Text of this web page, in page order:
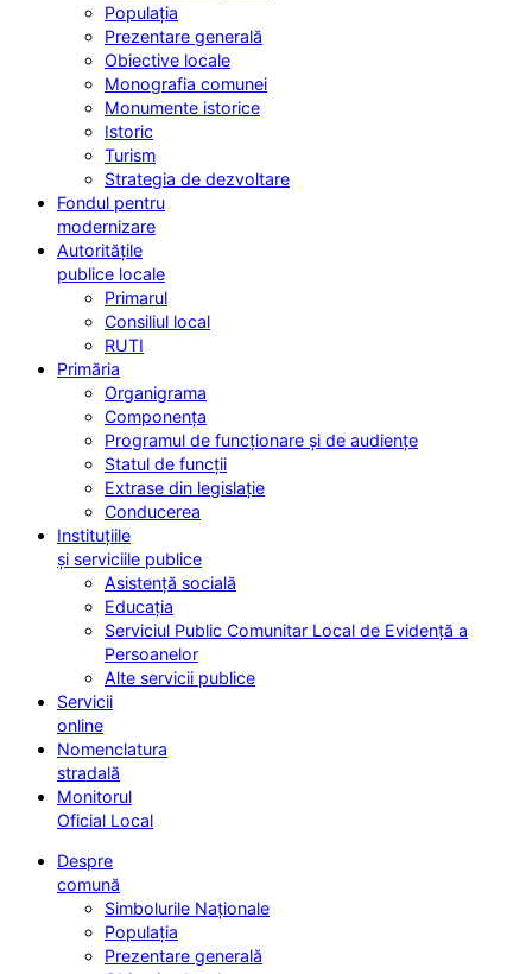
Populația
Prezentare generală
Obiective locale
Monografia comunei
Monumente istorice
Istoric
Turism
Strategia de dezvoltare
Fondul pentru
modernizare
Autoritățile
publice locale
Primarul
Consiliul local
RUTI
Primăria
Organigrama
Componența
Programul de funcționare și de audiențe
Statul de funcții
Extrase din legislație
Conducerea
Instituțiile
și serviciile publice
Asistență socială
Educația
Serviciul Public Comunitar Local de Evidență a
Persoanelor
Alte servicii publice
Servicii
online
Nomenclatura
stradală
Monitorul
Oficial Local
Despre
comună
Simbolurile Naționale
Populația
Prezentare generală